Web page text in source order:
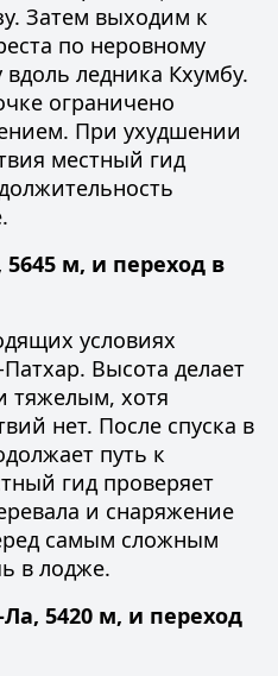
Затем выходим к
по неровному
ледника Кхумбу.
ограничено
При ухудшении
местный гид
м, и переход в
условиях
Высота делает
тяжелым, хотя
нет. После спуска в
путь к
гид проверяет
и снаряжение
самым сложным
в лодже.
5420 м, и переход